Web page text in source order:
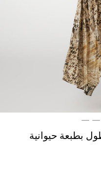
بطبعة حيوانية